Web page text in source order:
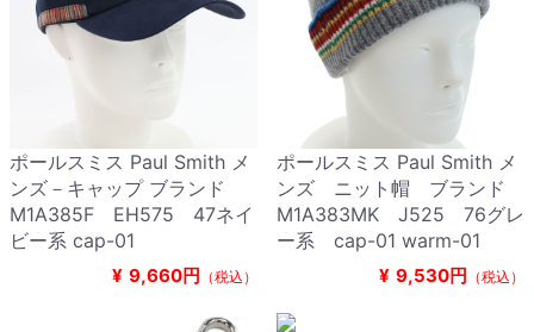
ポールスミス Paul Smith メ
ンズ－キャップ ブランド
M1A385F EH575 47ネイ
ビー系 cap-01
¥ 9,660円 （税込）
ポールスミス Paul Smith メ
ンズ ニット帽 ブランド
M1A383MK J525 76グレ
ー系 cap-01 warm-01
¥ 9,530円 （税込）